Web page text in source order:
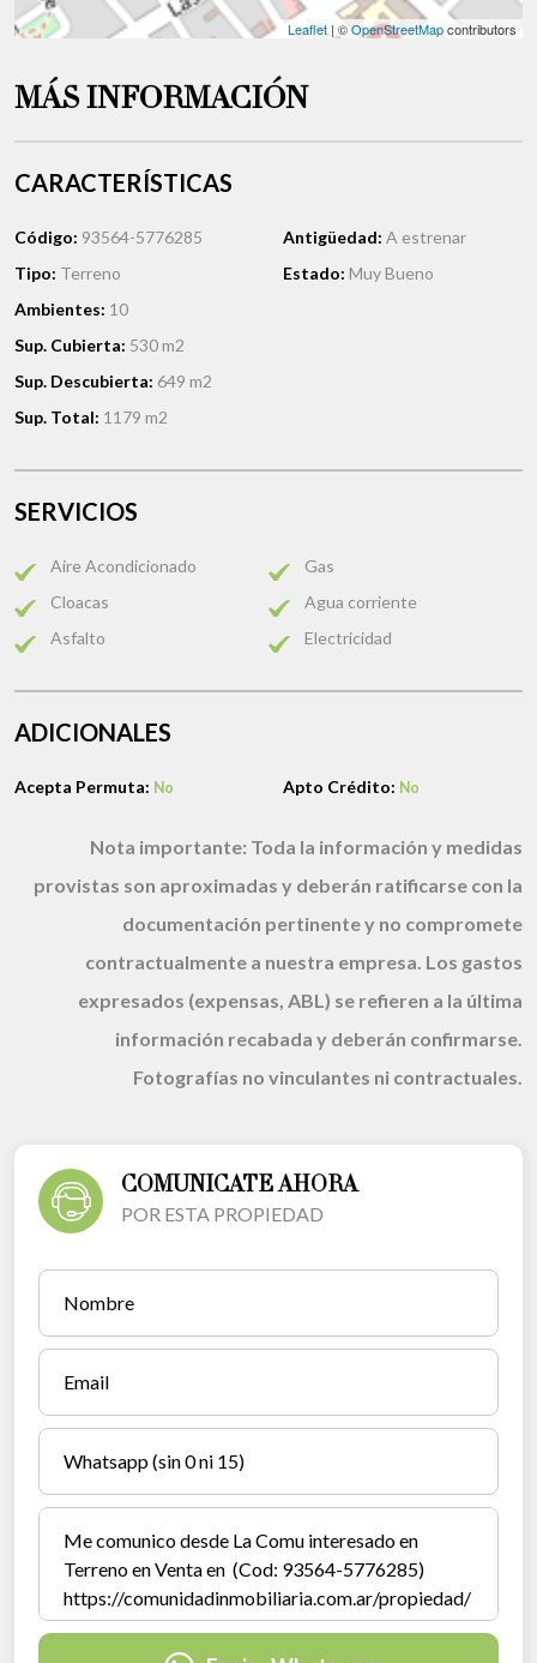
Leaflet | ©OpenStreetMapcontributors
MÁS INFORMACIÓN
CARACTERÍSTICAS
Código: 93564-5776285
Tipo: Terreno
Ambientes: 10
Antigüedad: A estrenar
Estado: Muy Bueno
Sup. Cubierta: 530 m2
Sup. Descubierta: 649 m2
Sup. Total: 1179 m2
SERVICIOS
Aire Acondicionado
Gas
Cloacas
Agua corriente
Asfalto
Electricidad
ADICIONALES
Acepta Permuta: No Apto Crédito: No
Nota importante: Toda la información y medidas
provistas son aproximadas y deberán ratificarse con la
documentación pertinente y no compromete
contractualmente a nuestra empresa. Los gastos
expresados (expensas, ABL) se refieren a la última
información recabada y deberán confirmarse.
Fotografías no vinculantes ni contractuales.
COMUNICATE AHORA
POR ESTA PROPIEDAD